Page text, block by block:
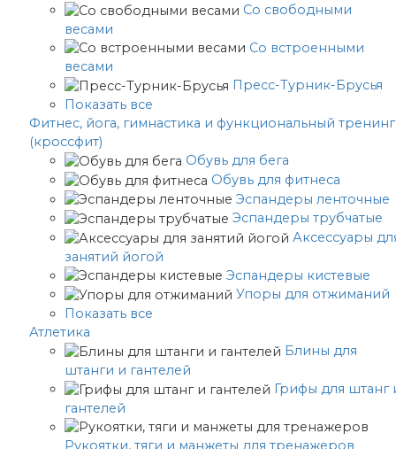
Со свободными
весами
Со встроенными
весами
Пресс-Турник-Брусья
Показать все
Фитнес, йога, гимнастика и функциональный тренинг
(кроссфит)
Обувь для бега
Обувь для фитнеса
Эспандеры ленточные
Эспандеры трубчатые
Аксессуары
занятий йогой
Эспандеры кистевые
Упоры для отжиманий
Показать все
Атлетика
Блины для
штанги и гантелей
Грифы для штанг
гантелей
Рукоятки, тяги и манжеты для тренажеров